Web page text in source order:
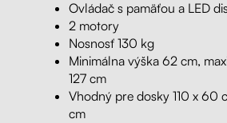
Ovládač s pamäťou a LED
2 motory
Nosnosť 130 kg
Minimálna výška 62 cm,
127 cm
Vhodný pre dosky 110 x 60
cm